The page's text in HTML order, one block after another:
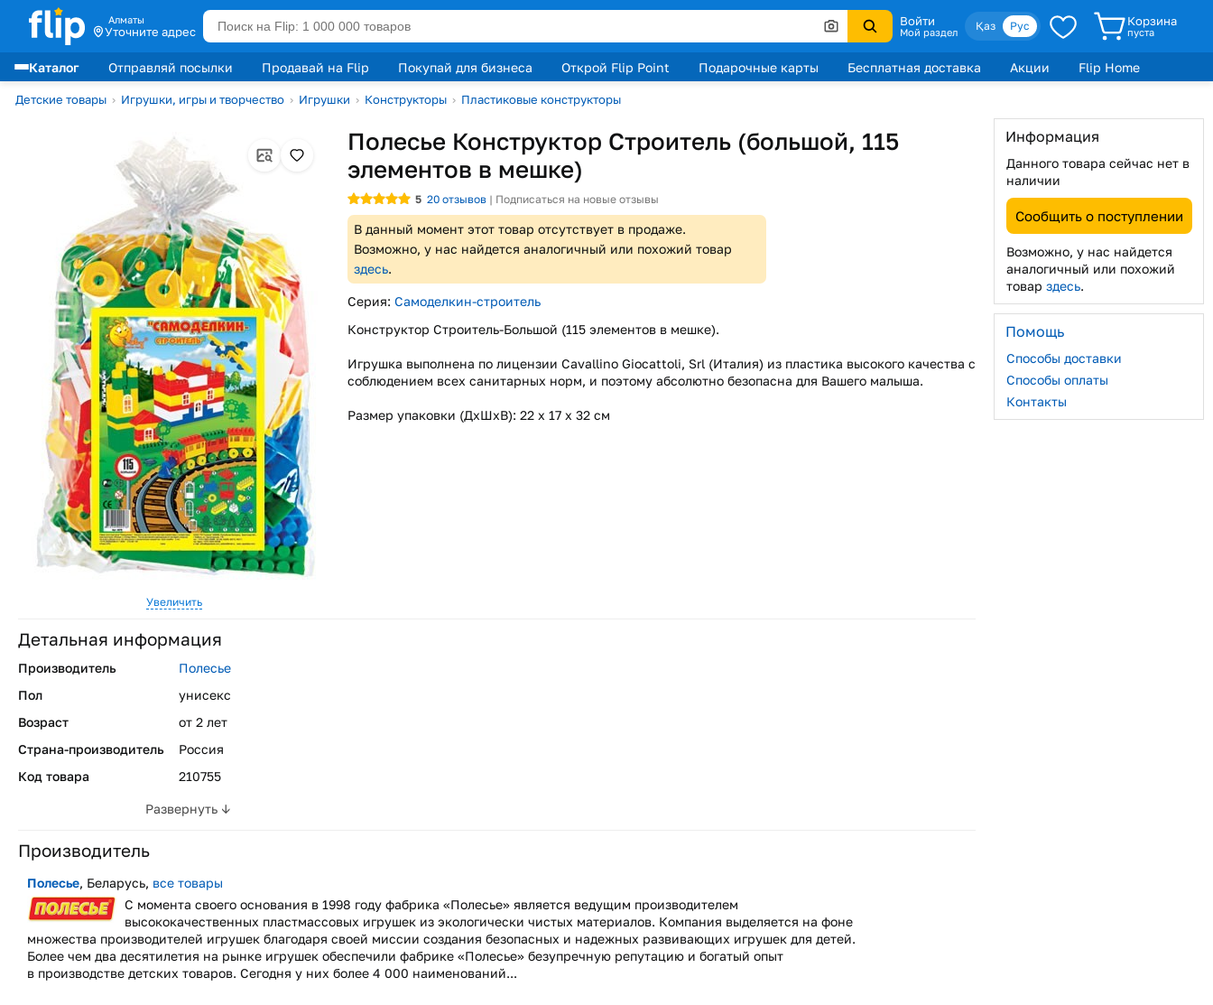
Алматы
Уточните адрес
Войти
Мой раздел Қаз Рус Корзина
пуста
Каталог Отправляй посылки Продавай на Flip Покупай для бизнеса Открой Flip Point Подарочные карты Бесплатная доставка Акции
Flip Home
Лидеры продаж
Детские товары › Игрушки, игры и творчество › Игрушки › Конструкторы › Пластиковые конструкторы
Увеличить
Полесье Конструктор Строитель (большой, 115
элементов в мешке)
5 20 отзывов | Подписаться на новые отзывы
В данный момент этот товар отсутствует в продаже.
Возможно, у нас найдется аналогичный или похожий товар
здесь.
Серия: Самоделкин-строитель
Конструктор Строитель-Большой (115 элементов в мешке).
Игрушка выполнена по лицензии Cavallino Giocattoli, Srl (Италия) из пластика высокого качества с
соблюдением всех санитарных норм, и поэтому абсолютно безопасна для Вашего малыша.
Размер упаковки (ДхШхВ): 22 х 17 х 32 см
Детальная информация
Развернуть ↓
Производитель
Полесье
Пол
унисекс
Возраст
от 2 лет
Страна-производитель
Россия
Код товара
210755
Производитель
Полесье, Беларусь, все товары
С момента своего основания в 1998 году фабрика «Полесье» является ведущим производителем
высококачественных пластмассовых игрушек из экологически чистых материалов. Компания выделяется на фоне
множества производителей игрушек благодаря своей миссии создания безопасных и надежных развивающих игрушек для детей.
Более чем два десятилетия на рынке игрушек обеспечили фабрике «Полесье» безупречную репутацию и богатый опыт
в производстве детских товаров. Сегодня у них более 4 000 наименований...
Информация
Данного товара сейчас нет в
наличии
Сообщить о поступлении
Возможно, у нас найдется
аналогичный или похожий
товар здесь.
Помощь
Способы доставки
Способы оплаты
Контакты